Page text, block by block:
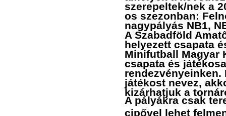
szerepeltek/nek a
os szezonban:
nagypályás NB1,
A Szabadföld
helyezett csapata
Minifutball Magyar
csapata és
rendezvényeinken.
játékost nevez,
kizárhatjuk a
A pályákra csak
cipővel lehet